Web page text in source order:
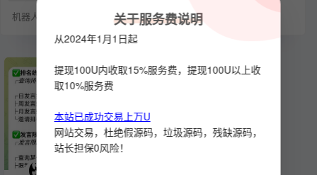
机器人 关于服务费说明
从2024年1月1日起
提现100U内收取15%服务费，提现100U以上收
取10%服务费
本站已成功交易上万U
网站交易，杜绝假源码，垃圾源码，残缺源码，
站长担保0风险！